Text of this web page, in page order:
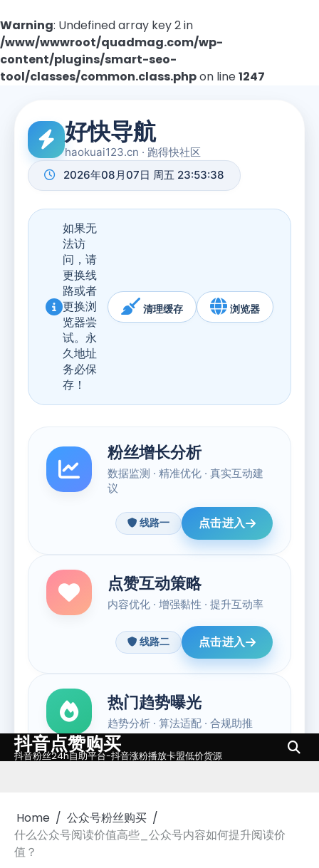
Warning: Undefined array key 2 in
/www/wwwroot/quadmag.com/wp-
content/plugins/smart-seo-
tool/classes/common.class.phpon line1247
Skip
to
抖音点赞购买
抖音粉丝24h自助平台-抖音涨粉播放卡盟低价货源
Home
公众号粉丝购买
什么公众号阅读价值高些_公众号内容如何提升阅读价
值？